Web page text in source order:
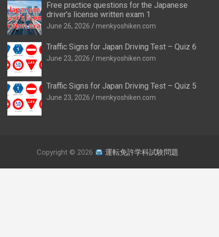
Free practice questions for the Japanese
driver’s license written exam 1
June 26, 2026 menkyoshiken.com
Traffic Signs for Japan Driving Test – Quiz 6
June 23, 2026 menkyoshiken.com
Traffic Signs for Japan Driving Test – Quiz 5
June 23, 2026 menkyoshiken.com
Copyright © 2026 運転免許学科試験問題